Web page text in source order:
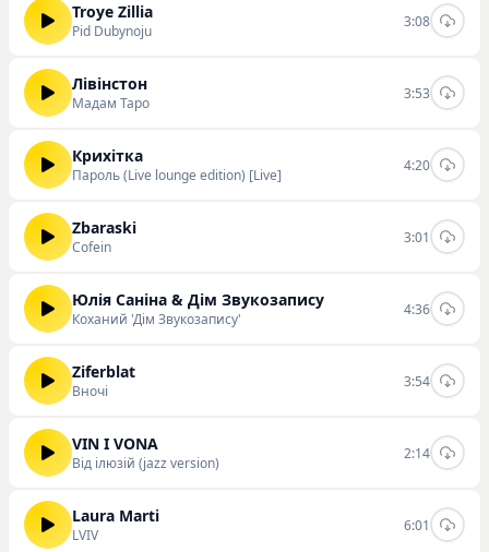
Troye Zillia
Pid Dubynoju
3:08
Лівінстон
Мадам Таро
3:53
Крихітка
Пароль (Live lounge edition) [Live]
4:20
Zbaraski
Cofein
3:01
Юлія Саніна & Дім Звукозапису
Коханий 'Дім Звукозапису'
4:36
Ziferblat
Вночi
3:54
VIN I VONA
Від ілюзій (jazz version)
2:14
Laura Marti
LVIV
6:01